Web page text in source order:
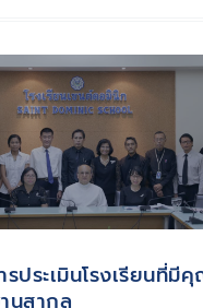
รประเมินโรงเรียนที่มี
นสากล